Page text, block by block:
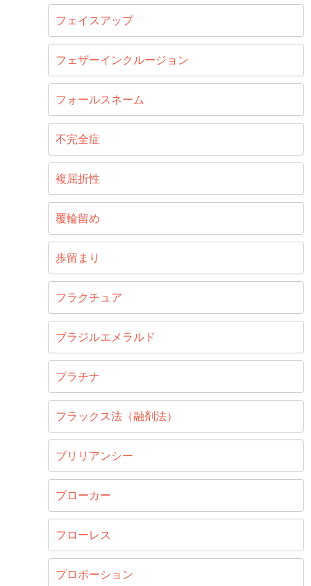
フェイスアップ
フェザーインクルージョン
フォールスネーム
不完全症
複屈折性
覆輪留め
歩留まり
フラクチュア
ブラジルエメラルド
プラチナ
フラックス法（融剤法）
ブリリアンシー
ブローカー
フローレス
プロポーション